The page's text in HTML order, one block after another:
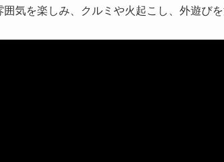
気を楽しみ、クルミや火起こし、外遊び